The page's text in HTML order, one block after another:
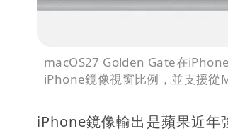
macOS27 Golden Gate在
iPhone鏡像視窗比例，並支援
iPhone鏡像輸出是蘋果近